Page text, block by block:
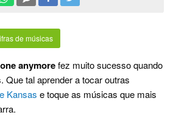
de músicas
anymorefez muito sucesso quando
Que tal aprender a tocar outras
Kansas e toque as músicas que mais